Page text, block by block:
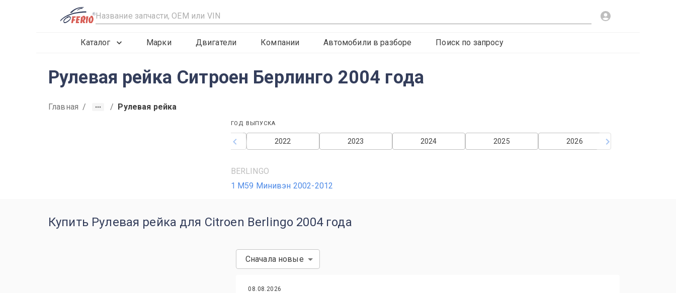
R
Каталог Марки Двигатели Компании Автомобили в разборе Поиск по запросу
Рулевая рейка Ситроен Берлинго 2004 года
Главная / / Рулевая рейка
ГОД ВЫПУСКА
2026
2025
2024
2023
2022
BERLINGO
1 M59 Минивэн 2002-2012
Купить Рулевая рейка для Citroen Berlingo 2004 года
Сначала новые
08.08.2026